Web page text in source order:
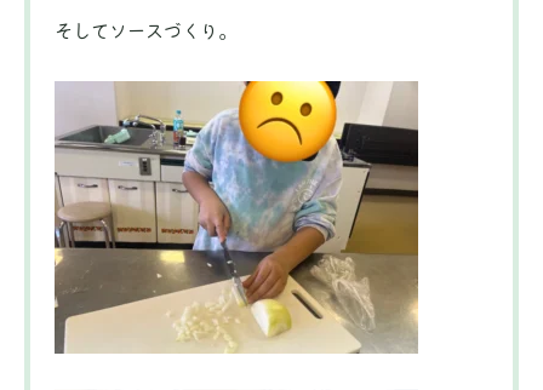
そしてソースづくり。